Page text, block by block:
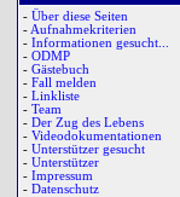
- Über diese Seiten
- Aufnahmekriterien
- Informationen gesucht...
- ODMP
- Gästebuch
- Fall melden
- Linkliste
- Team
- Der Zug des Lebens
- Videodokumentationen
- Unterstützer gesucht
- Unterstützer
- Impressum
- Datenschutz